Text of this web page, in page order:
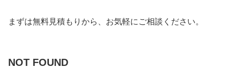
まずは無料見積もりから、お気軽にご相談ください。
NOT FOUND